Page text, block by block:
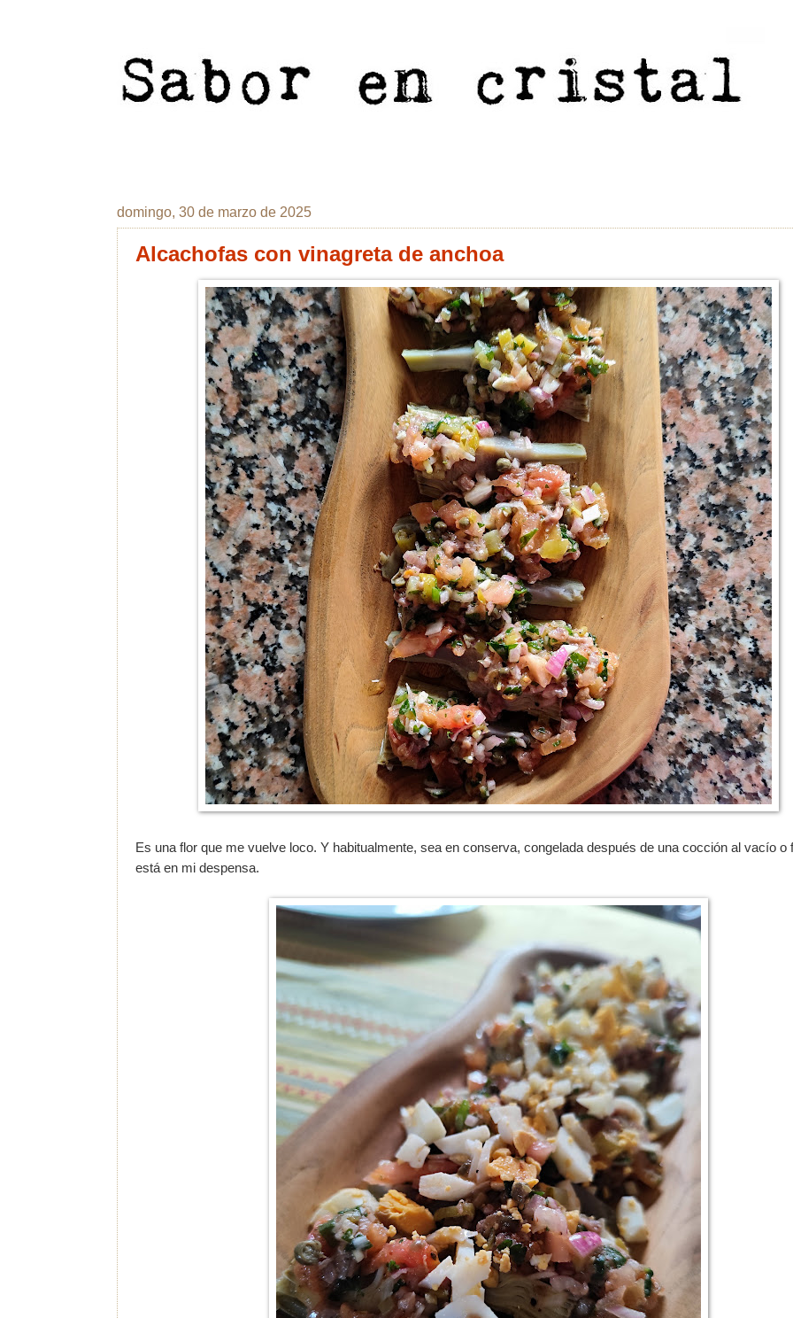
domingo, 30 de marzo de 2025
Alcachofas con vinagreta de anchoa
Es una flor que me vuelve loco. Y habitualmente, sea en conserva, congelada después de una cocción al vacío o
está en mi despensa.